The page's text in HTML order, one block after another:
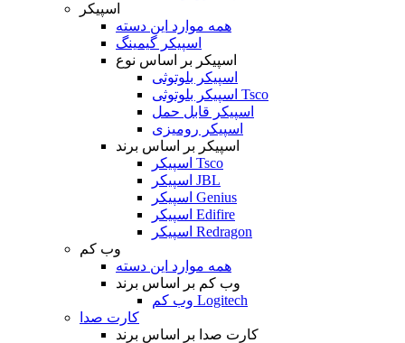
اسپیکر
همه موارد این دسته
اسپیکر گیمینگ
اسپیکر بر اساس نوع
اسپیکر بلوتوثی
اسپیکر بلوتوثی Tsco
اسپیکر قابل حمل
اسپیکر رومیزی
اسپیکر بر اساس برند
اسپیکر Tsco
اسپیکر JBL
اسپیکر Genius
اسپیکر Edifire
اسپیکر Redragon
وب کم
همه موارد این دسته
وب کم بر اساس برند
وب کم Logitech
کارت صدا
کارت صدا بر اساس برند